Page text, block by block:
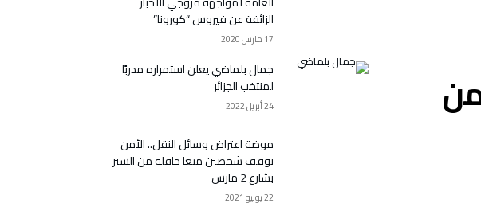
الزائفة عن فيروس “كورونا”
17 مارس 2020
جمال بلماضي يعلن استمراره مدربًا
لمنتخب الجزائر
24 أبريل 2022
موضة اعتراض وسائل النقل.. الأمن
يوقف شخصين منعا حافلة من السير
بشارع 2 مارس
22 يونيو 2021